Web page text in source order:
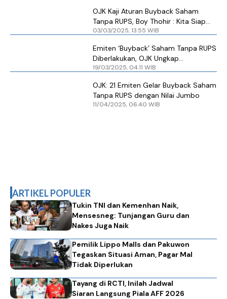
OJK Kaji Aturan Buyback Saham
Tanpa RUPS, Boy Thohir : Kita Siap
Buyback Saham
03/03/2025, 13.55 WIB
Emiten ‘Buyback’ Saham Tanpa RUPS
Diberlakukan, OJK Ungkap
Pertimbangan Ini
19/03/2025, 04.11 WIB
OJK: 21 Emiten Gelar Buyback Saham
11/04/2025, 06.40 WIB
ARTIKEL POPULER
Tukin TNI dan Kemenhan Naik,
Mensesneg: Tunjangan Guru dan
Nakes Juga Naik
Pemilik Lippo Malls dan Pakuwon
Tegaskan Situasi Aman, Pagar Mal
Tidak Diperlukan
Tayang di RCTI, Inilah Jadwal
Siaran Langsung Piala AFF 2026